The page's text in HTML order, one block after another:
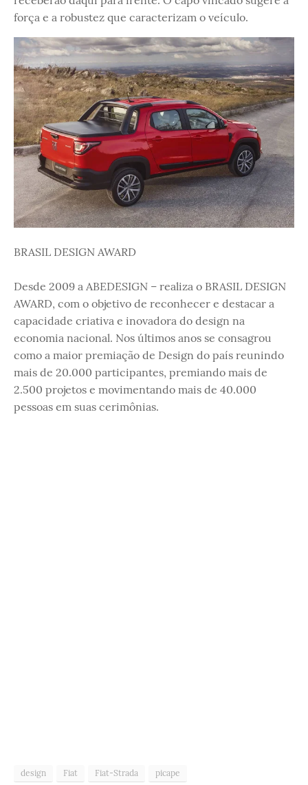
força e a robustez que caracterizam o veículo.
BRASIL DESIGN AWARD
Desde 2009 a ABEDESIGN – realiza o BRASIL DESIGN
AWARD, com o objetivo de reconhecer e destacar a
capacidade criativa e inovadora do design na
economia nacional. Nos últimos anos se consagrou
como a maior premiação de Design do país reunindo
mais de 20.000 participantes, premiando mais de
2.500 projetos e movimentando mais de 40.000
pessoas em suas cerimônias.
design Fiat Fiat-Strada picape